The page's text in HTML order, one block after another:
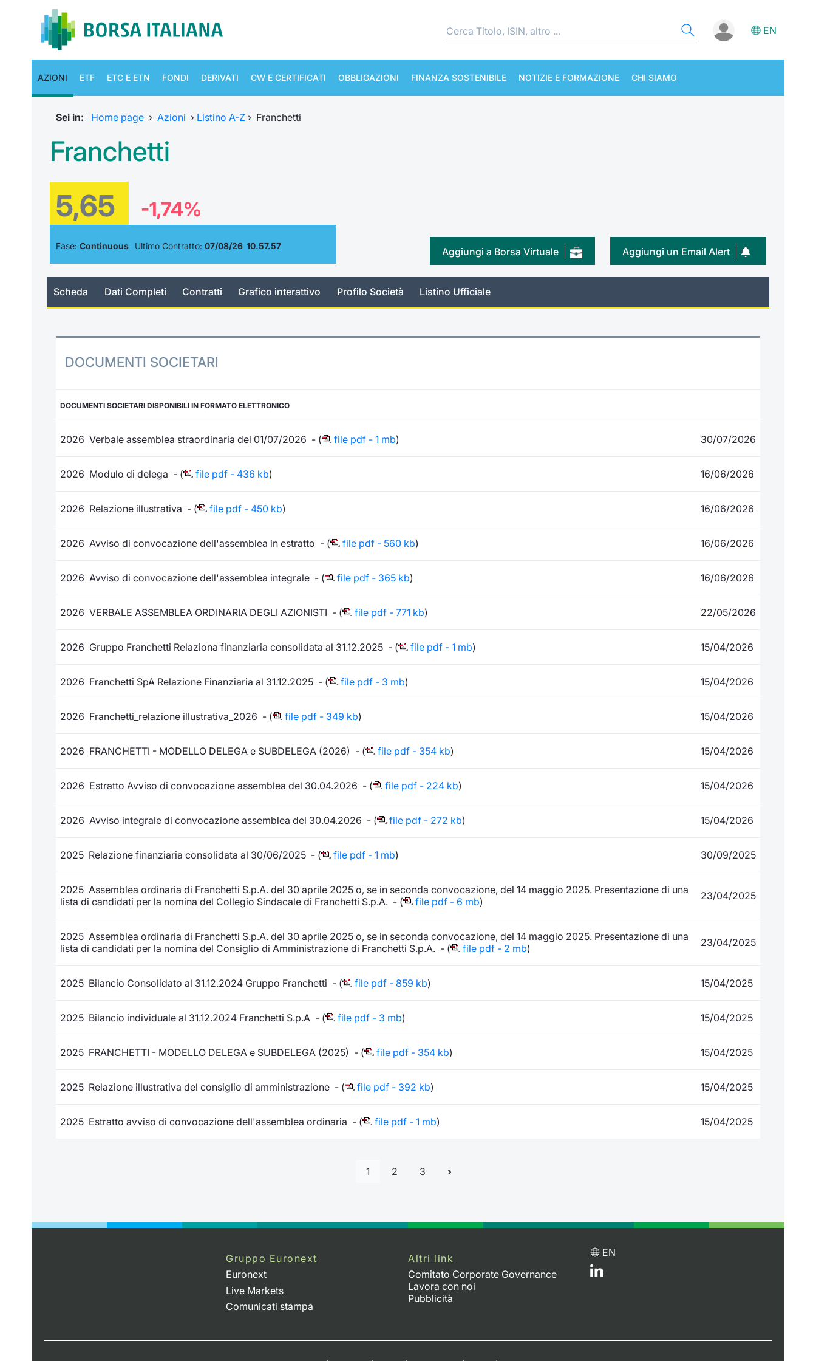
EN
AZIONI ETF ETC E ETN FONDI DERIVATI CW E CERTIFICATI OBBLIGAZIONI FINANZA SOSTENIBILE NOTIZIE E FORMAZIONE CHI SIAMO
Sei in: Home page › Azioni › Listino A-Z › Franchetti
Franchetti
5,65 -1,74%
Fase: Continuous Ultimo Contratto: 07/08/26 10.57.57 Aggiungi un Email Alert
Aggiungi a Borsa Virtuale
Scheda Dati Completi Contratti Grafico interattivo Profilo Società Listino Ufficiale
DOCUMENTI SOCIETARI
DOCUMENTI SOCIETARI DISPONIBILI IN FORMATO ELETTRONICO
2026 Verbale assemblea straordinaria del 01/07/2026 - ( file pdf - 1 mb) 30/07/2026
2026 Modulo di delega - ( file pdf - 436 kb) 16/06/2026
2026 Relazione illustrativa - ( file pdf - 450 kb) 16/06/2026
2026 Avviso di convocazione dell'assemblea in estratto - ( file pdf - 560 kb) 16/06/2026
2026 Avviso di convocazione dell'assemblea integrale - ( file pdf - 365 kb) 16/06/2026
2026 VERBALE ASSEMBLEA ORDINARIA DEGLI AZIONISTI - ( file pdf - 771 kb) 22/05/2026
2026 Gruppo Franchetti Relaziona finanziaria consolidata al 31.12.2025 - ( file pdf - 1 mb) 15/04/2026
2026 Franchetti SpA Relazione Finanziaria al 31.12.2025 - ( file pdf - 3 mb) 15/04/2026
2026 Franchetti_relazione illustrativa_2026 - ( file pdf - 349 kb) 15/04/2026
2026 FRANCHETTI - MODELLO DELEGA e SUBDELEGA (2026) - ( file pdf - 354 kb) 15/04/2026
2026 Estratto Avviso di convocazione assemblea del 30.04.2026 - ( file pdf - 224 kb) 15/04/2026
2026 Avviso integrale di convocazione assemblea del 30.04.2026 - ( file pdf - 272 kb) 15/04/2026
2025 Relazione finanziaria consolidata al 30/06/2025 - ( file pdf - 1 mb) 30/09/2025
2025 Assemblea ordinaria di Franchetti S.p.A. del 30 aprile 2025 o, se in seconda convocazione, del 14 maggio 2025. Presentazione di una
lista di candidati per la nomina del Collegio Sindacale di Franchetti S.p.A. - (
file pdf - 6 mb) 23/04/2025
2025 Assemblea ordinaria di Franchetti S.p.A. del 30 aprile 2025 o, se in seconda convocazione, del 14 maggio 2025. Presentazione di una
lista di candidati per la nomina del Consiglio di Amministrazione di Franchetti S.p.A. - (
file pdf - 2 mb) 23/04/2025
2025 Bilancio Consolidato al 31.12.2024 Gruppo Franchetti - ( file pdf - 859 kb) 15/04/2025
2025 Bilancio individuale al 31.12.2024 Franchetti S.p.A - ( file pdf - 3 mb) 15/04/2025
2025 FRANCHETTI - MODELLO DELEGA e SUBDELEGA (2025) - ( file pdf - 354 kb) 15/04/2025
2025 Relazione illustrativa del consiglio di amministrazione - ( file pdf - 392 kb) 15/04/2025
2025 Estratto avviso di convocazione dell'assemblea ordinaria - ( file pdf - 1 mb) 15/04/2025
1 2 3
Gruppo Euronext
Euronext
Live Markets
Comunicati stampa
Altri link
Comitato Corporate Governance
Lavora con noi
Pubblicità
EN